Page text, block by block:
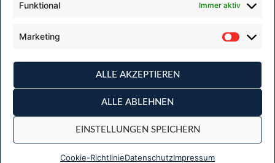
Funktional Immer aktiv
Marketing
ALLE AKZEPTIEREN
ALLE ABLEHNEN
EINSTELLUNGEN SPEICHERN
Cookie-RichtlinieDatenschutzImpressum